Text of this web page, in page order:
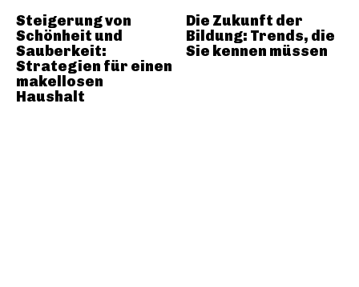
Steigerung von
Schönheit und
Sauberkeit:
Strategien für einen
makellosen
Haushalt
Die Zukunft der
Bildung: Trends, die
Sie kennen müssen